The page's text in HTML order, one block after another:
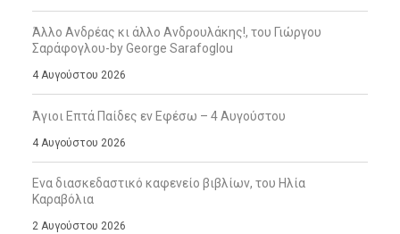
Άλλο Ανδρέας κι άλλο Ανδρουλάκης!, του Γιώργου
Σαράφογλου-by George Sarafoglou
4 Αυγούστου 2026
Άγιοι Επτά Παίδες εν Εφέσω – 4 Αυγούστου
4 Αυγούστου 2026
Ενα διασκεδαστικό καφενείο βιβλίων, του Ηλία
Καραβόλια
2 Αυγούστου 2026